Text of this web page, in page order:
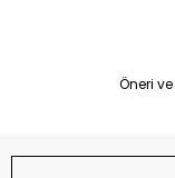
Öneri